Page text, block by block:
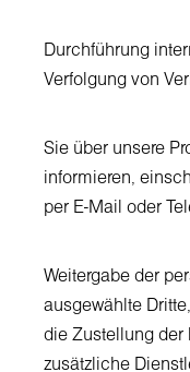
Durchführung
Verfolgung von
Sie über unsere
informieren,
per E-Mail oder
Weitergabe der
ausgewählte
die Zustellung der
zusätzliche